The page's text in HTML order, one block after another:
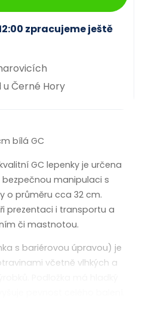
zpracujeme ještě
u Černé Hory
bílá GC
GC lepenky je určena
manipulaci s
o průměru cca 32 cm.
prezentaci i transportu a
či mastnotou.
s bariérovou úpravou) je
včetně vlhkých a